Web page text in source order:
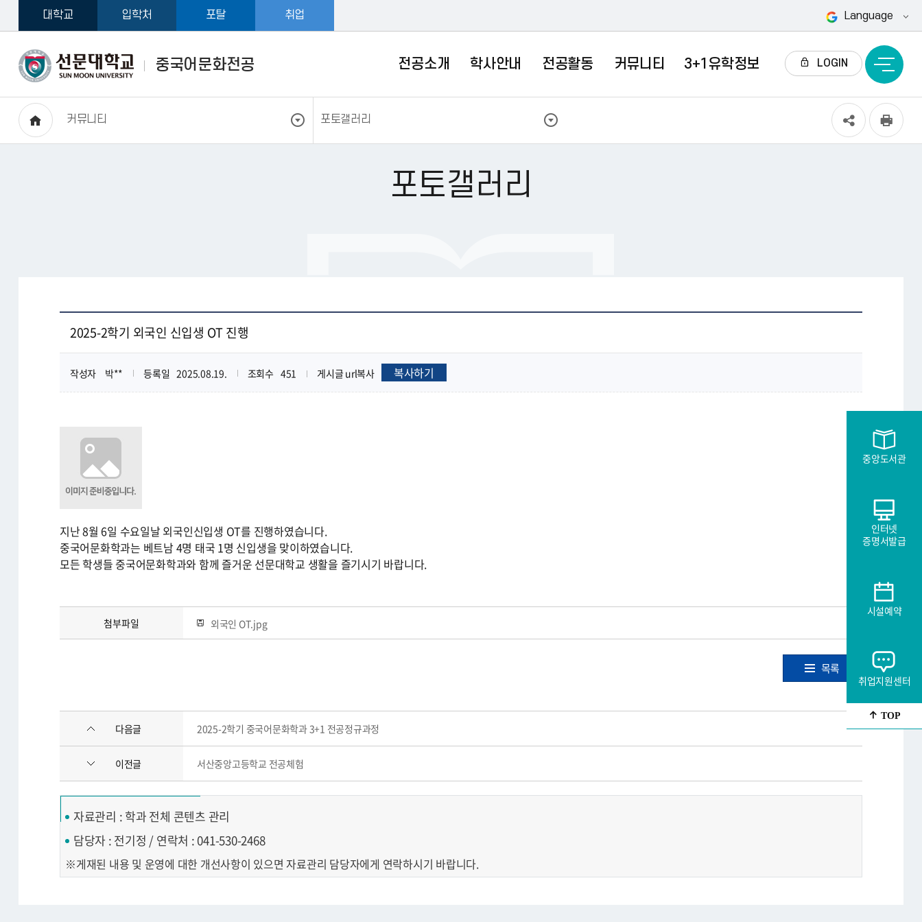
대학교 입학처 포탈 취업 Language
중국어문화전공 전공소개 학사안내 전공활동 커뮤니티 3+1유학정보 LOGIN
전
체
메
뉴
HOME
커뮤니티 포토갤러리
중앙도서관
인터넷
증명서발급
시설예약
취업지원센터
TOP
포토갤러리
2025-2학기 외국인 신입생 OT 진행
작성자 박** 등록일 2025.08.19. 조회수 451 게시글 url복사 복사하기
지난 8월 6일 수요일날 외국인신입생 OT를 진행하였습니다.
중국어문화학과는 베트남 4명 태국 1명 신입생을 맞이하였습니다.
모든 학생들 중국어문화학과와 함께 즐거운 선문대학교 생활을 즐기시기 바랍니다.
첨부파일 외국인 OT.jpg
목록
다음글 2025-2학기 중국어문화학과 3+1 전공정규과정
이전글 서산중앙고등학교 전공체험
자료관리 : 학과 전체 콘텐츠 관리
담당자 : 전기정 / 연락처 : 041-530-2468
게재된 내용 및 운영에 대한 개선사항이 있으면 자료관리 담당자에게 연락하시기 바랍니다.